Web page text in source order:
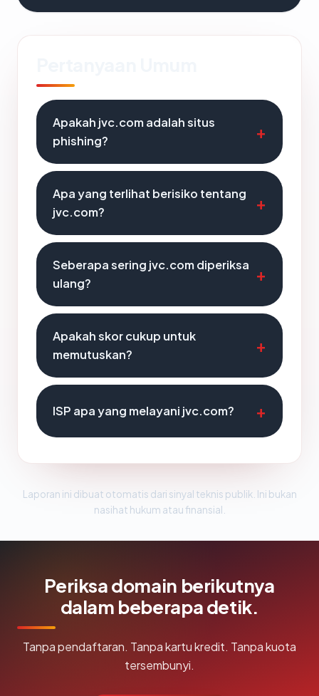
Apakah jvc.com adalah situs
phishing?
Apa yang terlihat berisiko tentang
jvc.com?
Seberapa sering jvc.com diperiksa
ulang?
Apakah skor cukup untuk
memutuskan?
ISP apa yang melayani jvc.com?
Laporan ini dibuat otomatis dari sinyal teknis publik. Ini bukan
nasihat hukum atau finansial.
Periksa domain berikutnya
dalam beberapa detik.
Tanpa pendaftaran. Tanpa kartu kredit. Tanpa kuota
tersembunyi.